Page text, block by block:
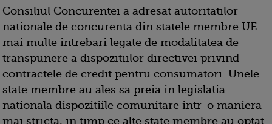
Consiliul Concurentei a adresat autoritatilor
nationale de concurenta din statele membre UE
mai multe intrebari legate de modalitatea de
transpunere a dispozitiilor directivei privind
contractele de credit pentru consumatori. Unele
state membre au ales sa preia in legislatia
nationala dispozitiile comunitare intr-o maniera
mai stricta, in timp ce alte state membre au optat